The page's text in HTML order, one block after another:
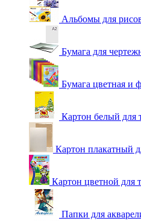
Альбомы для
Бумага для
Бумага цветная и
Картон белый для
Картон плакатный
Картон цветной для
Папки для